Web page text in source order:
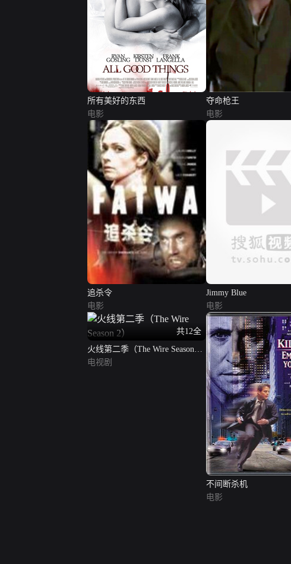
所有美好的东西
电影
夺命枪王
电影
追杀令
电影
Jimmy Blue
电影
共12全
火线第二季（The Wire Season
2）
电视剧
不间断杀机
电影